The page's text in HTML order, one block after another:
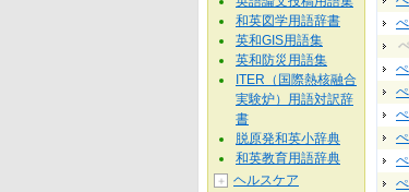
和英図学用語辞書
英和GIS用語集
英和防災用語集
ITER（国際熱核融合
実験炉）用語対訳辞
書
脱原発和英小辞典
和英教育用語辞典
＋ ヘルスケア